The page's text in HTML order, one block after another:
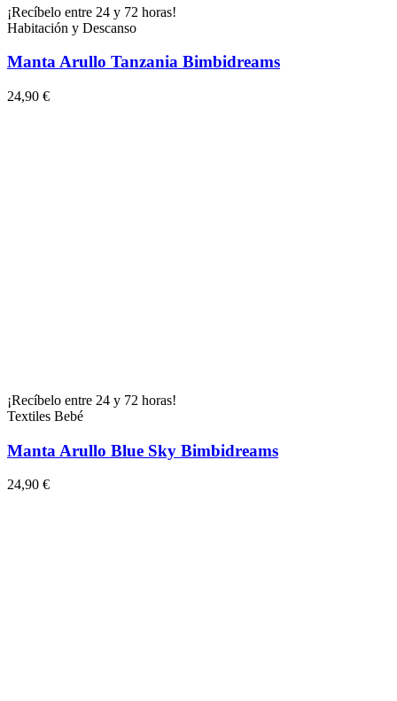
¡Recíbelo entre 24 y 72 horas!
Habitación y Descanso
Manta Arullo Tanzania Bimbidreams
24,90 €
¡Recíbelo entre 24 y 72 horas!
Textiles Bebé
Manta Arullo Blue Sky Bimbidreams
24,90 €